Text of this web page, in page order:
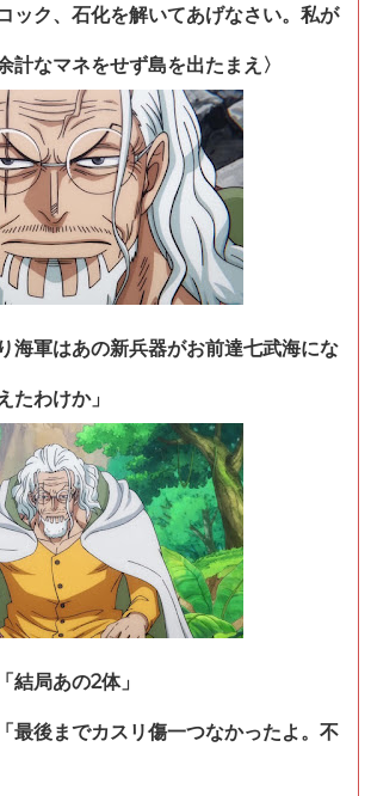
コック、石化を解いてあげなさい。私が
計なマネをせず島を出たまえ〉
海軍はあの新兵器がお前達七武海にな
たわけか」
「結局あの2体」
「最後までカスリ傷一つなかったよ。不